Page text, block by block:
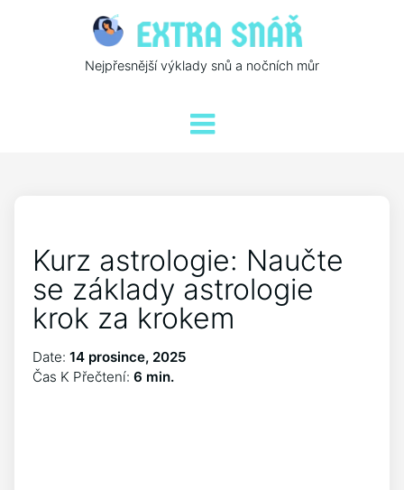
Nejpřesnější výklady snů a nočních můr
Kurz astrologie: Naučte
se základy astrologie
krok za krokem
Date: 14 prosince, 2025
Čas K Přečtení: 6 min.